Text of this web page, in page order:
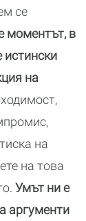
се
моментът, в
на
на
на това
Умът ни е
аргументи